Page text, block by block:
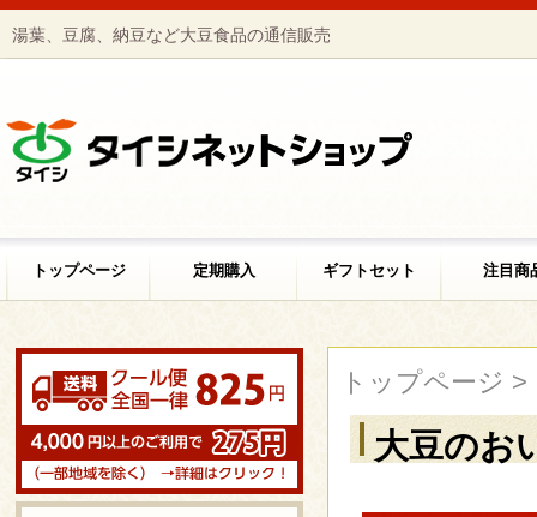
湯葉、豆腐、納豆など大豆食品の通信販売
トップページ 定期購入 ギフトセット 注目商
トップページ >
大豆のお